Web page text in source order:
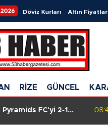
Döviz Kurları Altın
RİZE GÜNCEL
Pyramids FC'yi 2-1